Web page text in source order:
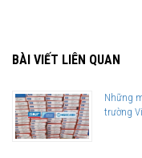
BÀI VIẾT LIÊN QUAN
Những
trường